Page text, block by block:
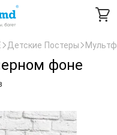
Детские Постеры
фоне